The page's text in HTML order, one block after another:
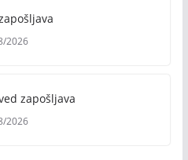
2026
zapošljava
2026